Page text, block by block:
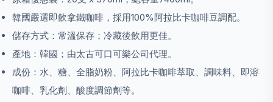
韓國嚴選即飲拿鐵咖啡，採用100%阿拉比卡咖啡豆調配。
儲存方式：常溫保存；冷藏後飲用更佳。
產地：韓國；由太古可口可樂公司代理。
成份：水、糖、全脂奶粉、阿拉比卡咖啡萃取、調味料、即溶
咖啡、乳化劑、酸度調節劑等。